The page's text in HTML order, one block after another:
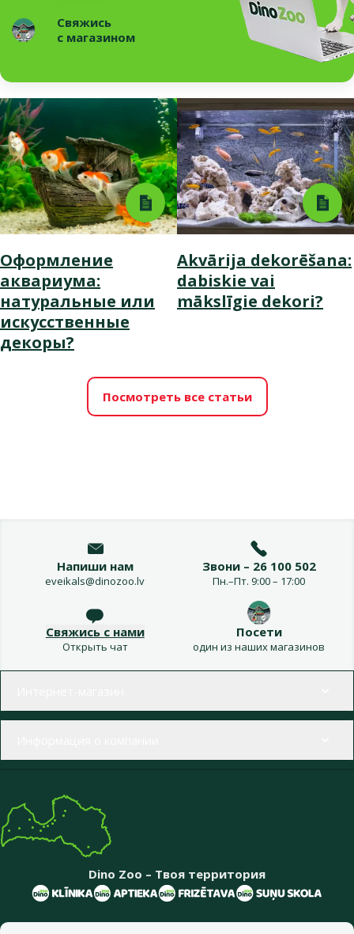
Свяжись
с магазином
Оформление
аквариума:
натуральные или
искусственные
декоры?
Akvārija dekorēšana:
dabiskie vai
mākslīgie dekori?
Посмотреть все статьи
Напиши нам
eveikals@dinozoo.lv
Звони – 26 100 502
Пн.–Пт. 9:00 – 17:00
Свяжись с нами
Открыть чат
Посети
один из наших магазинов
Dino Zoo – Твоя территория